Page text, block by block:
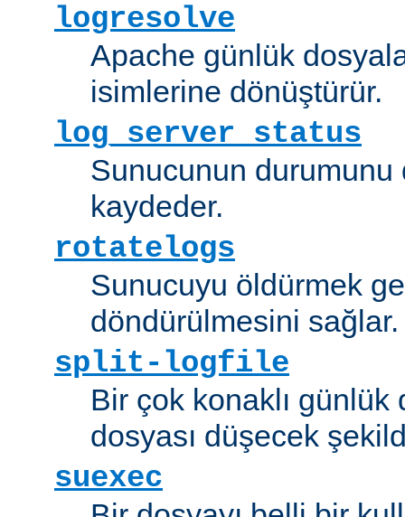
logresolve
Apache günlük
isimlerine dönüştürür.
log_server_status
Sunucunun durumunu
kaydeder.
rotatelogs
Sunucuyu öldürmek
döndürülmesini sağlar.
split-logfile
Bir çok konaklı günlük
dosyası düşecek
suexec